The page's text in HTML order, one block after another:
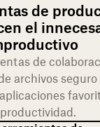
de
el
de
archivos seguro